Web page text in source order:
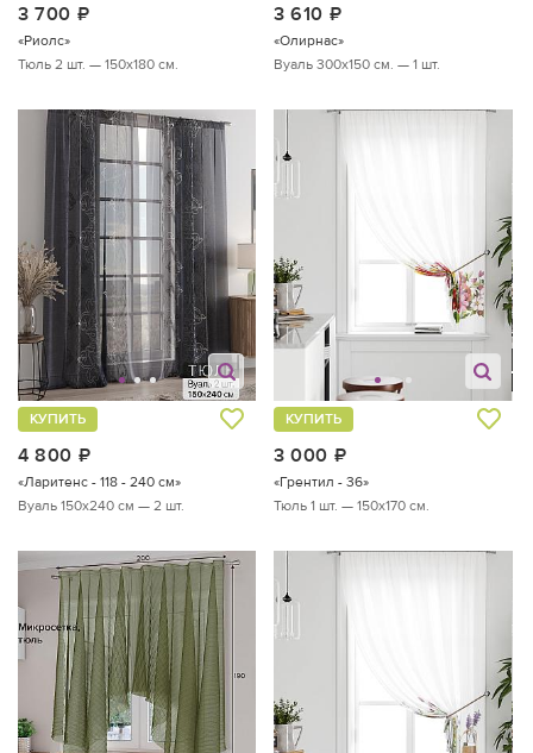
3 700
«Риолс»
Тюль 2 шт. — 150х180 см.
3 610
«Олирнас»
Вуаль 300х150 см. — 1 шт.
4 800
КУПИТЬ
«Ларитенс - 118 - 240 см»
Вуаль 150х240 см — 2 шт.
3 000
КУПИТЬ
«Грентил - 36»
Тюль 1 шт. — 150х170 см.